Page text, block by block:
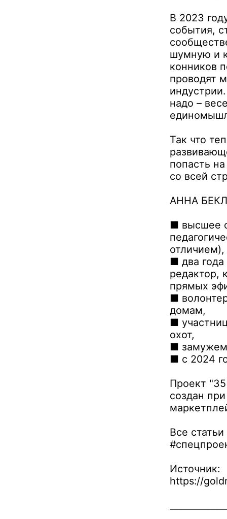
В 2023
события,
шумную и
конников
проводят
надо –
Так что
попасть
со всей
АННА
■ высшее
отличием),
■ два
редактор,
прямых
■
домам,
■
охот,
■
■ с 2024
Проект
создан
Все
Источник:
https://